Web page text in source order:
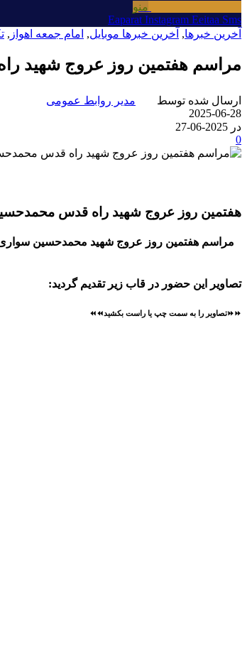
منو
Eaparat Instagram Eeitaa Sms
آخرین خبرها, آخرین خبرها موبایل, امام جمعه اهواز ,
مراسم هفتمین روز عروج شهید
ارسال شده توسط
مدیر روابط عمومی
2025-06-28
در 2025-06-27
0
هفتمین روز عروج شهید راه قدس
مراسم هفتمین روز عروج شهید محمدحسین سواری
تصاویر این حضور در قاب زیر تقدیم گردید:
⏩⏩تصاویر را به سمت چپ یا راست بکشید⏪⏪